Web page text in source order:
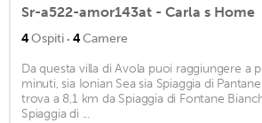
Sr-a522-amor143at - Carla s Home
4Ospiti · 4Camere
Da questa villa di Avola puoi raggiungere a
minuti, sia Ionian Sea sia Spiaggia di
trova a 8,1 km da Spiaggia di Fontane
Spiaggia di ...